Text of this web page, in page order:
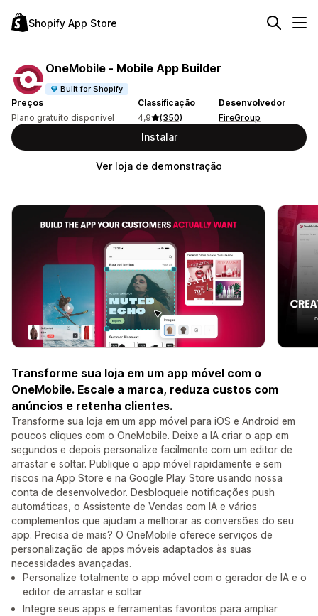
Shopify App Store
OneMobile ‑ Mobile App Builder
Built for Shopify
Preços
Plano gratuito disponível
Classificação
4,9
(350)
Desenvolvedor
FireGroup
Instalar
Ver loja de demonstração
Transforme sua loja em um app móvel com o
OneMobile. Escale a marca, reduza custos com
anúncios e retenha clientes.
Transforme sua loja em um app móvel para iOS e Android em
poucos cliques com o OneMobile. Deixe a IA criar o app em
segundos e depois personalize facilmente com um editor de
arrastar e soltar. Publique o app móvel rapidamente e sem
riscos na App Store e na Google Play Store usando nossa
conta de desenvolvedor. Desbloqueie notificações push
automáticas, o Assistente de Vendas com IA e vários
complementos que ajudam a melhorar as conversões do seu
app. Precisa de mais? O OneMobile oferece serviços de
personalização de apps móveis adaptados às suas
necessidades avançadas.
Personalize totalmente o app móvel com o gerador de IA e o
editor de arrastar e soltar
Integre seus apps e ferramentas favoritos para ampliar